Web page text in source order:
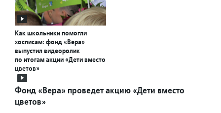
Как школьники помогли
хосписам: фонд «Вера»
выпустил видеоролик
по итогам акции «Дети вместо
цветов»
Фонд «Вера» проведет акцию «Дети вместо
цветов»